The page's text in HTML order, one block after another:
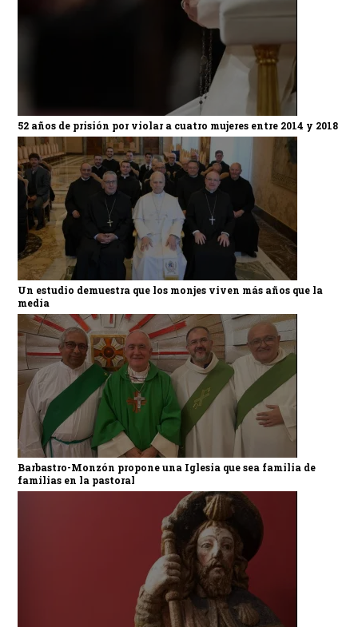
52 años de prisión por violar a cuatro mujeres entre 2014 y 2018
Un estudio demuestra que los monjes viven más años que la
media
Barbastro-Monzón propone una Iglesia que sea familia de
familias en la pastoral